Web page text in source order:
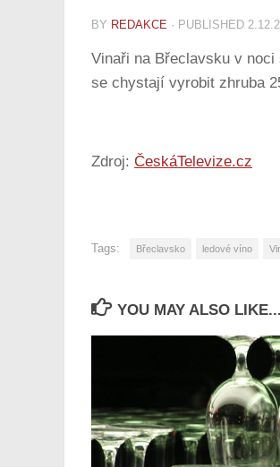
BY REDAKCE · PUBLISHED
Vinaři na Břeclavsku v
se chystají vyrobit zhruba
Zdroj: ČeskáTelevize.cz
Tags: Břeclavsko ledové víno
YOU MAY ALSO LIKE...